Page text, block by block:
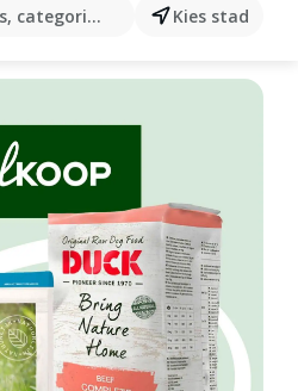
categorieën, producten...
Kies stad